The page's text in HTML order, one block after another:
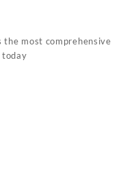
the most comprehensive
today